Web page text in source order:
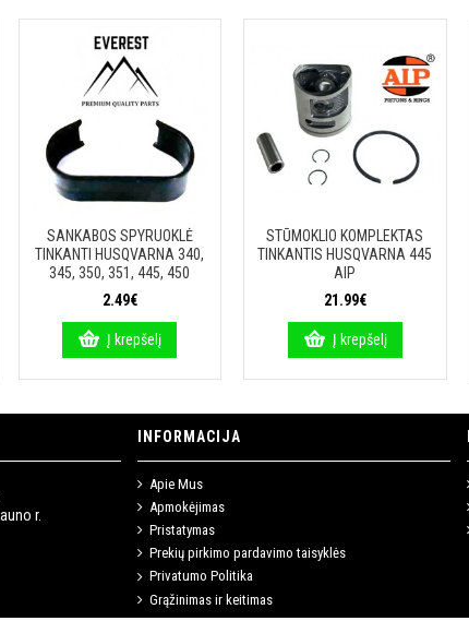
SANKABOS SPYRUOKLĖ
TINKANTI HUSQVARNA 340,
345, 350, 351, 445, 450
2.49€
Į krepšelį
STŪMOKLIO KOMPLEKTAS
TINKANTIS HUSQVARNA 445
AIP
21.99€
Į krepšelį
r.
INFORMACIJA
Apie Mus
Apmokėjimas
Pristatymas
Prekių pirkimo pardavimo taisyklės
Privatumo Politika
Grąžinimas ir keitimas